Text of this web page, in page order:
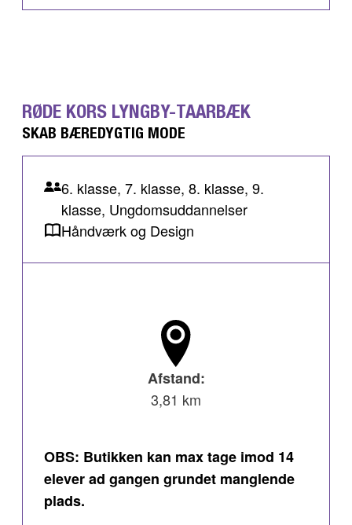
RØDE KORS LYNGBY-TAARBÆK
SKAB BÆREDYGTIG MODE
6. klasse, 7. klasse, 8. klasse, 9.
klasse, Ungdomsuddannelser
Håndværk og Design
Afstand:
3,81 km
OBS: Butikken kan max tage imod 14
elever ad gangen grundet manglende
plads.